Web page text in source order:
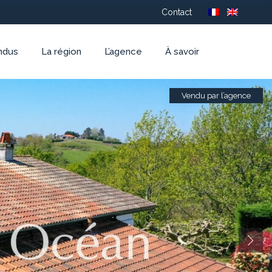
Contact
La région L’agence À savoir
Vendu par l’agence